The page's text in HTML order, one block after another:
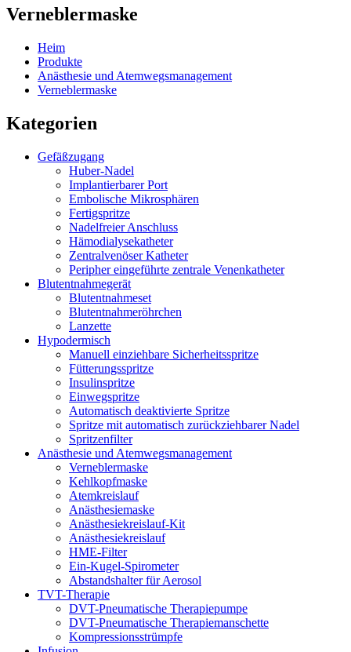
Verneblermaske
Heim
Produkte
Anästhesie und Atemwegsmanagement
Verneblermaske
Kategorien
Gefäßzugang
Huber-Nadel
Implantierbarer Port
Embolische Mikrosphären
Fertigspritze
Nadelfreier Anschluss
Hämodialysekatheter
Zentralvenöser Katheter
Peripher eingeführte zentrale Venenkatheter
Blutentnahmegerät
Blutentnahmeset
Blutentnahmeröhrchen
Lanzette
Hypodermisch
Manuell einziehbare Sicherheitsspritze
Fütterungsspritze
Insulinspritze
Einwegspritze
Automatisch deaktivierte Spritze
Spritze mit automatisch zurückziehbarer Nadel
Spritzenfilter
Anästhesie und Atemwegsmanagement
Verneblermaske
Kehlkopfmaske
Atemkreislauf
Anästhesiemaske
Anästhesiekreislauf-Kit
Anästhesiekreislauf
HME-Filter
Ein-Kugel-Spirometer
Abstandshalter für Aerosol
TVT-Therapie
DVT-Pneumatische Therapiepumpe
DVT-Pneumatische Therapiemanschette
Kompressionsstrümpfe